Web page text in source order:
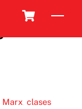
Marx ,clases